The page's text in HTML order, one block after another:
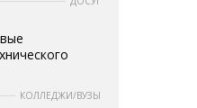
КОЛЛЕДЖИ/ВУЗЫ